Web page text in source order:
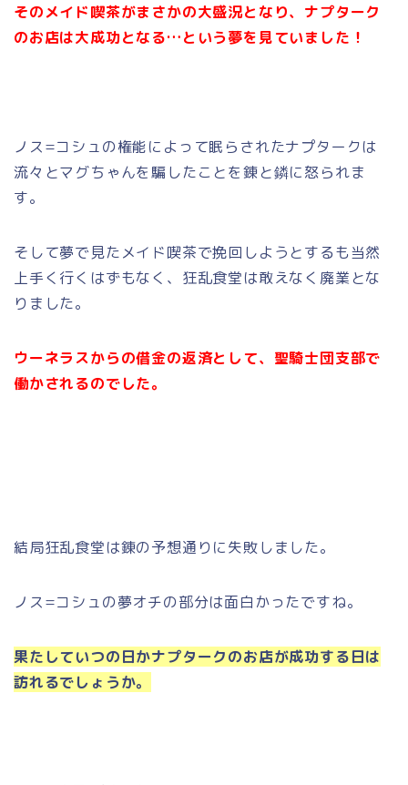
そのメイド喫茶がまさかの大盛況となり、ナプターク
のお店は大成功となる…という夢を見ていました！
ノス=コシュの権能によって眠らされたナプタークは
流々とマグちゃんを騙したことを錬と鏻に怒られま
す。
そして夢で見たメイド喫茶で挽回しようとするも当然
上手く行くはずもなく、狂乱食堂は敢えなく廃業とな
りました。
ウーネラスからの借金の返済として、聖騎士団支部で
働かされるのでした。
結局狂乱食堂は錬の予想通りに失敗しました。
ノス=コシュの夢オチの部分は面白かったですね。
果たしていつの日かナプタークのお店が成功する日は
訪れるでしょうか。